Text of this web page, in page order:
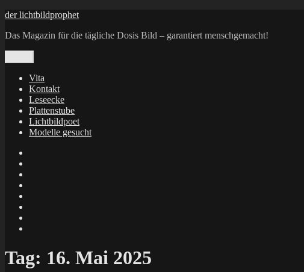
Zum
springen
der lichtbildprophet
Das Magazin für die tägliche Dosis Bild – garantiert menschgemacht!
Vita
Kontakt
Leseecke
Plattenstube
Lichtbildpoet
Modelle gesucht
Tag: 16. Mai 2025